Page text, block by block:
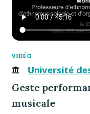
VIDÉO
Université
Geste
musicale